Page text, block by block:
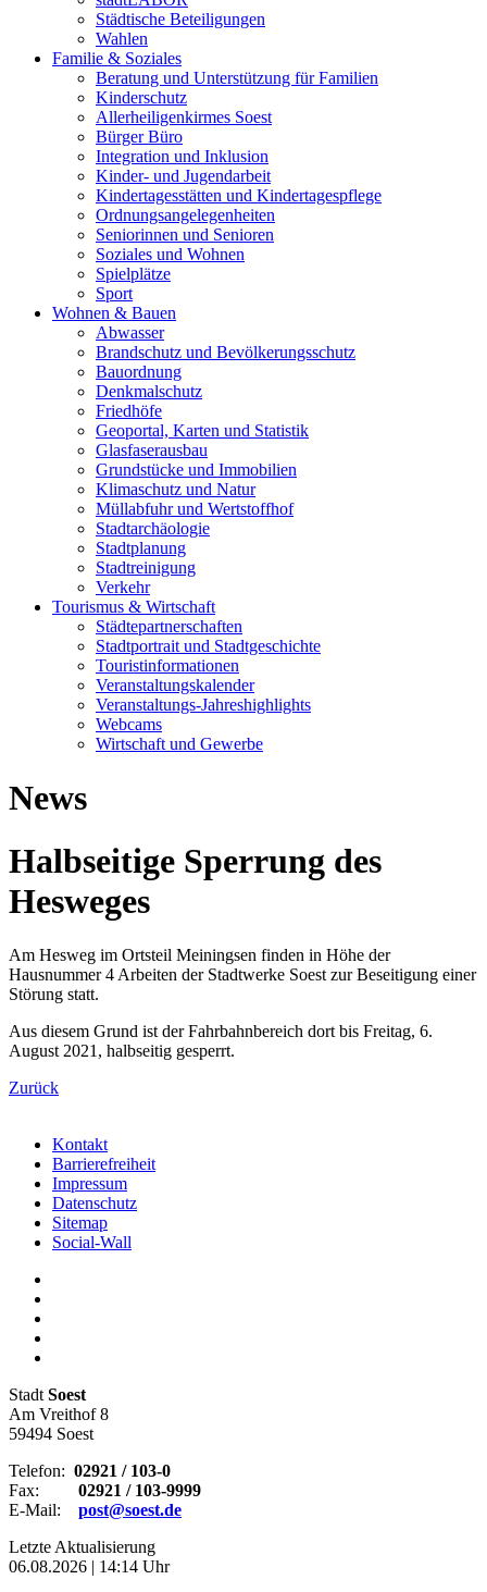
Städtische Beteiligungen
Wahlen
Familie & Soziales
Beratung und Unterstützung für Familien
Kinderschutz
Allerheiligenkirmes Soest
Bürger Büro
Integration und Inklusion
Kinder- und Jugendarbeit
Kindertagesstätten und Kindertagespflege
Ordnungsangelegenheiten
Seniorinnen und Senioren
Soziales und Wohnen
Spielplätze
Sport
Wohnen & Bauen
Abwasser
Brandschutz und Bevölkerungsschutz
Bauordnung
Denkmalschutz
Friedhöfe
Geoportal, Karten und Statistik
Glasfaserausbau
Grundstücke und Immobilien
Klimaschutz und Natur
Müllabfuhr und Wertstoffhof
Stadtarchäologie
Stadtplanung
Stadtreinigung
Verkehr
Tourismus & Wirtschaft
Städtepartnerschaften
Stadtportrait und Stadtgeschichte
Touristinformationen
Veranstaltungskalender
Veranstaltungs-Jahreshighlights
Webcams
Wirtschaft und Gewerbe
News
Halbseitige Sperrung des
Hesweges
Am Hesweg im Ortsteil Meiningsen finden in Höhe der
Hausnummer 4 Arbeiten der Stadtwerke Soest zur Beseitigung einer
Störung statt.
Aus diesem Grund ist der Fahrbahnbereich dort bis Freitag, 6.
August 2021, halbseitig gesperrt.
Zurück
Kontakt
Barrierefreiheit
Impressum
Datenschutz
Sitemap
Social-Wall
Stadt Soest
Am Vreithof 8
59494 Soest
Telefon: 02921 / 103-0
Fax: 02921 / 103-9999
E-Mail: post@soest.de
Letzte Aktualisierung
06.08.2026 | 14:14 Uhr